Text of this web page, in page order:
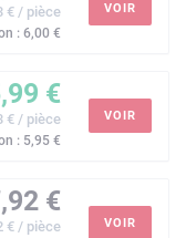
€ / pièce
: 6,00 €
VOIR
€
€ / pièce
: 5,95 €
VOIR
€
€ / pièce VOIR